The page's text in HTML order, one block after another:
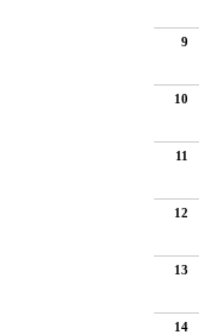
9
10
11
12
13
14